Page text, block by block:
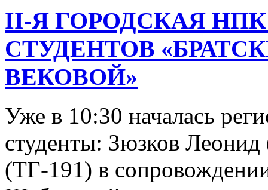
II-Я ГОРОДСКАЯ
СТУДЕНТОВ
ВЕКОВОЙ»
Уже в 10:30 началась
студенты: Зюзков
(ТГ-191) в